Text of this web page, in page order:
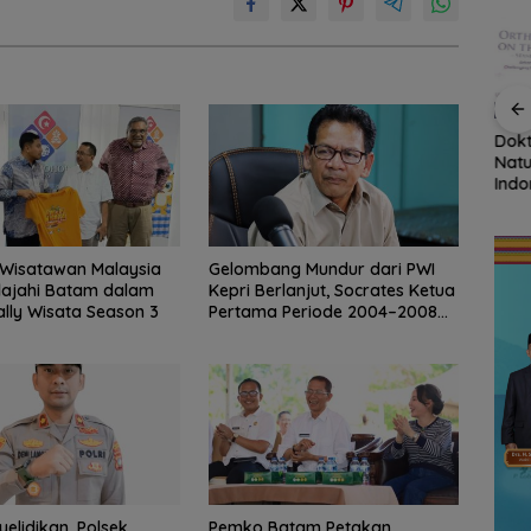
Malaysia
Batam dalam
Wisata Season 3
Gelombang Mundur dari PWI
Kepri Berlanjut, Socrates Ketua
Pertama Periode 2004–2008
Sekolah Rakyat
Natuna Kian Diminati,
93 Siswa Baru Ikuti
MPLS Perdana Tahun
Ajaran 2026
Disdikbud Natuna
Respons Kebutuhan
TKN 002, Toilet hingga
Penataan Lingkungan
Segera Dibangun